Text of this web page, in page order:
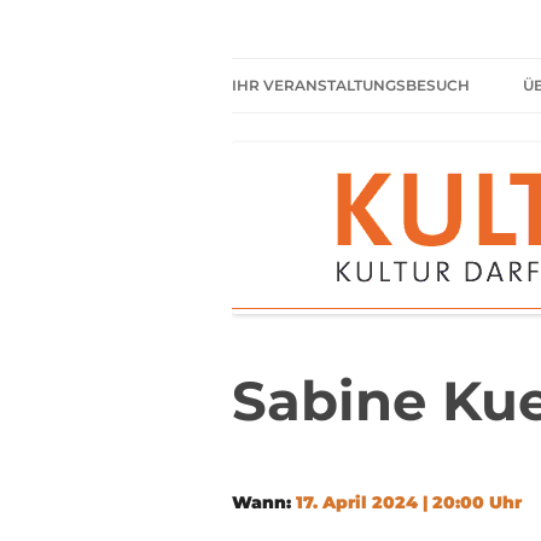
IHR VERANSTALTUNGSBESUCH
HIER HABEN SIE IMMER
FREIEN EINTRITT
SHARED READING
REGELN FÜR KULTURPARKETT
Sabine
Wann: 17. April 2024 | 20:00 Uhr